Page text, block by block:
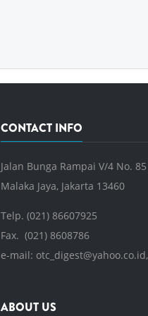
CONTACT INFO
Jalan Bunga Rampai V/4 No. 85
Malaka Jaya, Jakarta 13460
Telp. (021) 86607925
Fax. (021) 8608786
e-mail: otc_digest@yahoo.co.id,
ABOUT US